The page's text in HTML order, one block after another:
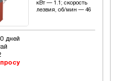
кВт — 1.1; скорость
лезвия, об/мин — 46
дней